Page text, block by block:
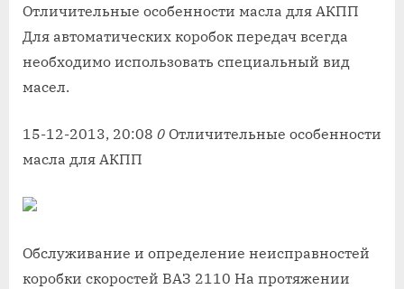
Отличительные особенности масла для АКПП
Для автоматических коробок передач всегда
необходимо использовать специальный вид
масел.
15-12-2013, 20:08 0 Отличительные особенности
масла для АКПП
Обслуживание и определение неисправностей
коробки скоростей ВАЗ 2110 На протяжении